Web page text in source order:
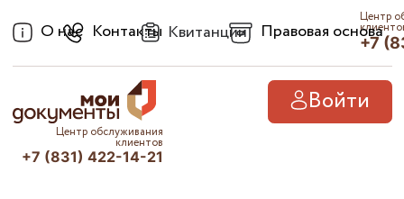
О нас Контакты Квитанции Правовая основа
Центр
+7
Войти
Центр обслуживания
клиентов
+7 (831) 422-14-21